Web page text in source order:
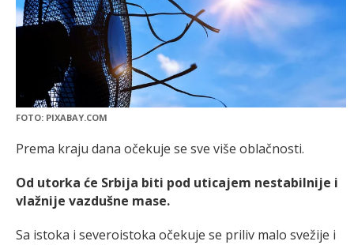
FOTO: PIXABAY.COM
Prema kraju dana očekuje se sve više oblačnosti.
Od utorka će Srbija biti pod uticajem nestabilnije i
vlažnije vazdušne mase.
Sa istoka i severoistoka očekuje se priliv malo svežije i